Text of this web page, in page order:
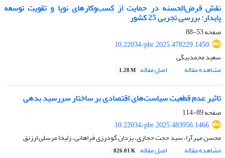
نقش قرض‌الحسنه در حمایت از کسب‌وکارهای نوپا و تقویت توسعه
پایدار: بررسی تجربی 25 کشور
صفحه53-88
10.22034/pbr.2025.478229.1450
سعید محمدبیگی
مشاهده مقاله
اصل مقاله 1.28 M
تاثیر عدم قطعیت سیاست‌های اقتصادی بر ساختار سررسید بدهی
صفحه89-114
10.22034/pbr.2025.483956.1466
محسن مهرآرا، سید حجت حجازی، یزدان گودرزی فراهانی، زلیخا مرسلی ارزنق
مشاهده مقاله
اصل مقاله 826.01 K